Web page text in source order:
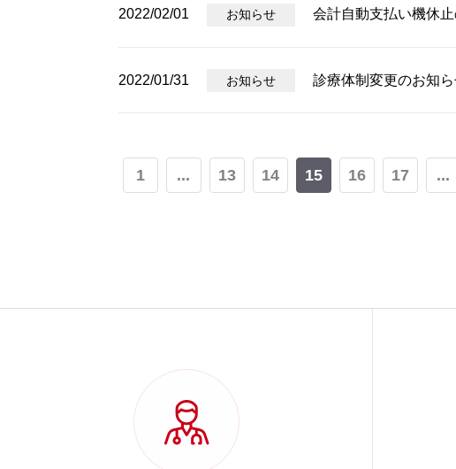
2022/02/01 お知らせ 会計自動支払い機休
2022/01/31 お知らせ 診療体制変更のお知
1 ... 13 14 15 16 17 ...